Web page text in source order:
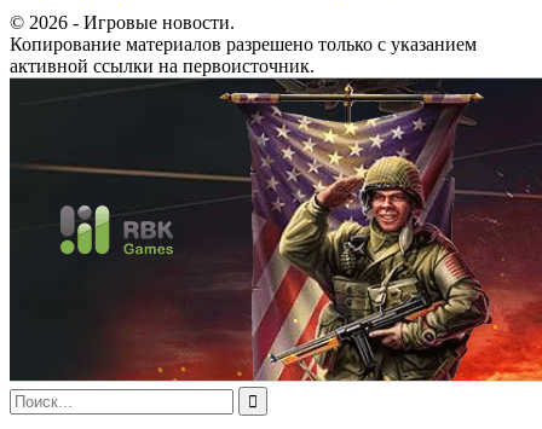
© 2026 - Игровые новости.
Копирование материалов разрешено только с указанием
активной ссылки на первоисточник.